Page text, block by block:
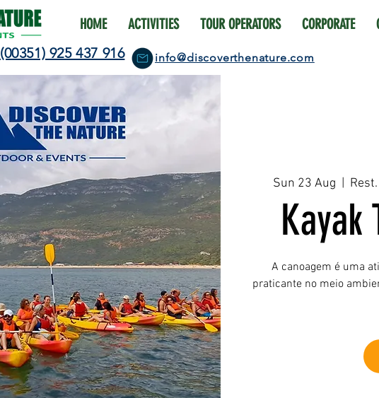
HOME ACTIVITIES TOUR OPERATORS CORPORATE
(00351) 925 437 916 info@discoverthenature.com
Sun 23 Aug
Kayak
A canoagem é uma
praticante no meio